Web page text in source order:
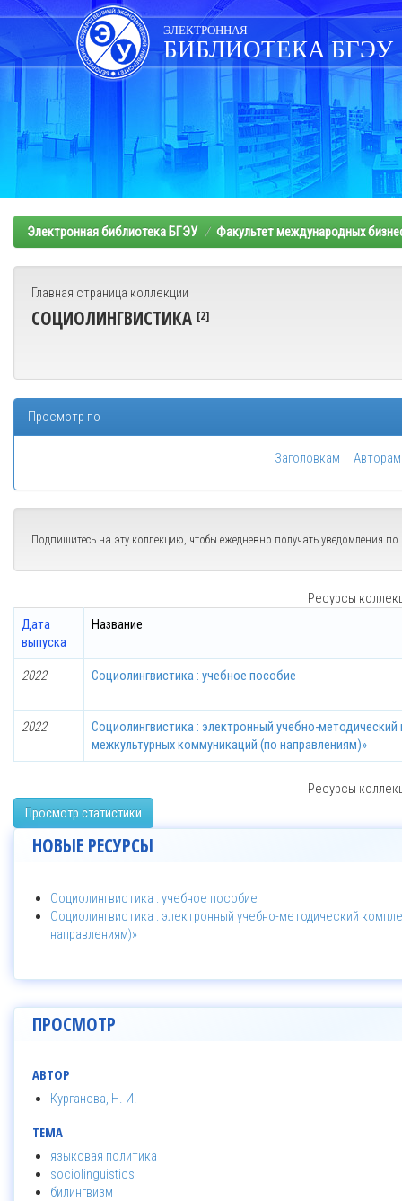
Skip
navigation
ЭЛЕКТРОННАЯ
БИБЛИОТЕКА БГЭУ
Электронная библиотека БГЭУ Факультет международных
Главная страница коллекции
СОЦИОЛИНГВИСТИКА [2]
Просмотр по
Заголовкам Авторам
Подпишитесь на эту коллекцию, чтобы ежедневно получать уведомления
Ресурсы
Дата
выпуска
Название
2022 Социолингвистика : учебное пособие
2022
Социолингвистика : электронный учебно-
межкультурных коммуникаций (по направлениям)»
Ресурсы
Просмотр статистики
НОВЫЕ РЕСУРСЫ
Социолингвистика : учебное пособие
Социолингвистика : электронный учебно-методический
направлениям)»
ПРОСМОТР
АВТОР
Курганова, Н. И.
ТЕМА
языковая политика
sociolinguistics
билингвизм